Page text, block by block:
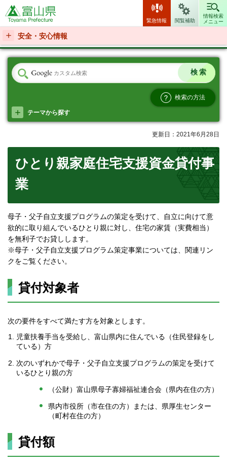
富山県
緊急情報 閲覧補助
情報検索
メニュー
安全・安心情報
検索の方法
テーマから探す
更新日：2021年6月28日
ひとり親家庭住宅支援資金貸付事
業
母子・父子自立支援プログラムの策定を受けて、自立に向けて意
欲的に取り組んでいるひとり親に対し、住宅の家賃（実費相当）
を無利子でお貸しします。
※母子・父子自立支援プログラム策定事業については、関連リン
クをご覧ください。
貸付対象者
次の要件をすべて満たす方を対象とします。
児童扶養手当を受給し、富山県内に住んでいる（住民登録をし
ている）方
次のいずれかで母子・父子自立支援プログラムの策定を受けて
いるひとり親の方
（公財）富山県母子寡婦福祉連合会（県内在住の方）
県内市役所（市在住の方）または、県厚生センター
（町村在住の方）
貸付額